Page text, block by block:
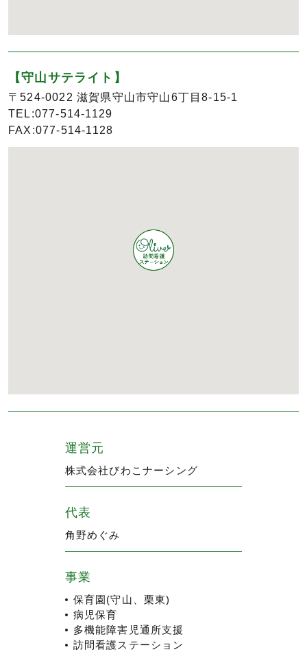
【守山サテライト】
〒524-0022 滋賀県守山市守山6丁目8-15-1
TEL:077-514-1129
FAX:077-514-1128
運営元
株式会社びわこナーシング
代表
角野めぐみ
事業
保育園(守山、栗東)
病児保育
多機能障害児通所支援
訪問看護ステーション